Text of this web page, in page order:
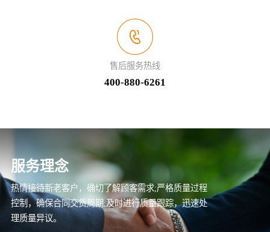
售后服务热线
400-880-6261
服务理念
热情接待新老客户，确切了解顾客需求;严格质量过程
控制，确保合同交货周期;及时进行质量跟踪，迅速处
理质量异议。